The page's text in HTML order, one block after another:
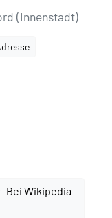
(Innenstadt)
Bei Wikipedia